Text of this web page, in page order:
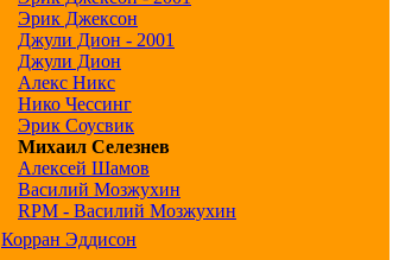
Эрик Джексон
Джули Дион - 2001
Джули Дион
Алекс Никс
Нико Чессинг
Эрик Соусвик
Михаил Селезнев
Алексей Шамов
Василий Мозжухин
RPM - Василий Mозжухин
Корран Эддисон